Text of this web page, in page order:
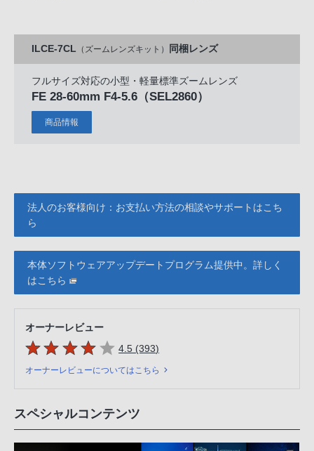
ILCE-7CL （ズームレンズキット） 同梱レンズ
フルサイズ対応の小型・軽量標準ズームレンズ
FE 28-60mm F4-5.6 （SEL2860）
商品情報
法人のお客様向け：お支払い方法の相談やサポートはこち
ら
本体ソフトウェアアップデートプログラム提供中。詳しく
はこちら
オーナーレビュー
5つの星のうち
4.5 (393件のレビュー
)
オーナーレビューについてはこちら
スペシャルコンテンツ